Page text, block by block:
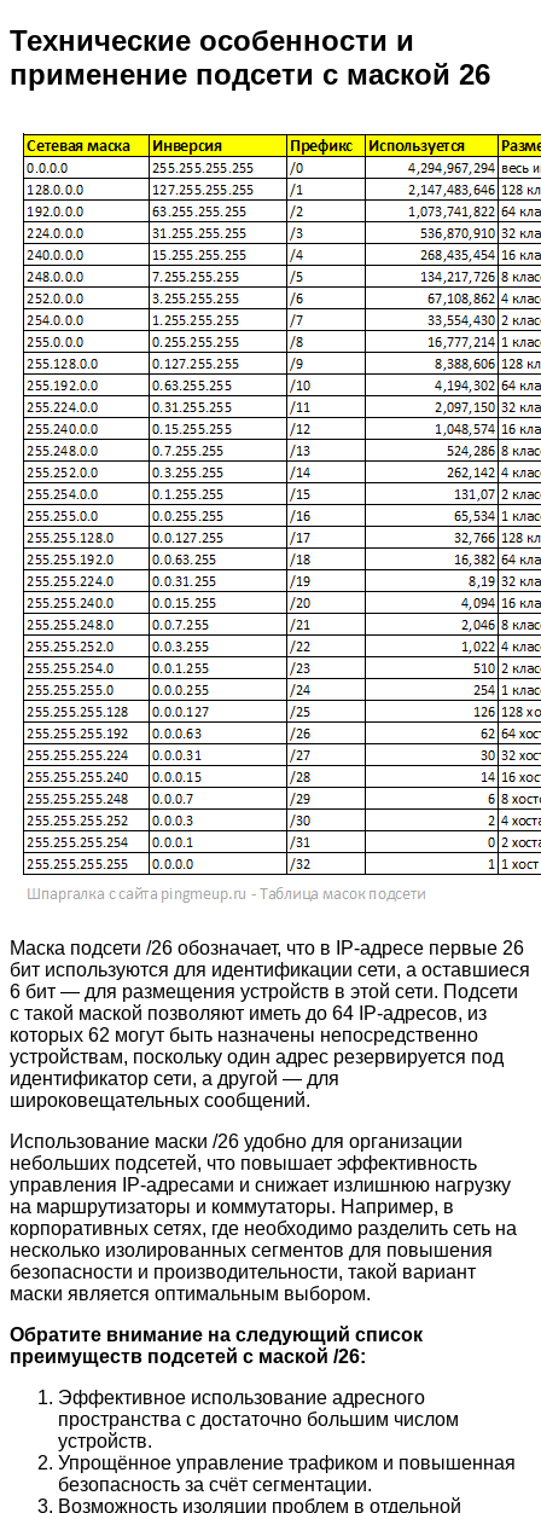
Технические особенности и
применение подсети с маской 26
Маска подсети /26 обозначает, что в IP-адресе первые 26
бит используются для идентификации сети, а оставшиеся
6 бит — для размещения устройств в этой сети. Подсети
с такой маской позволяют иметь до 64 IP-адресов, из
которых 62 могут быть назначены непосредственно
устройствам, поскольку один адрес резервируется под
идентификатор сети, а другой — для
широковещательных сообщений.
Использование маски /26 удобно для организации
небольших подсетей, что повышает эффективность
управления IP-адресами и снижает излишнюю нагрузку
на маршрутизаторы и коммутаторы. Например, в
корпоративных сетях, где необходимо разделить сеть на
несколько изолированных сегментов для повышения
безопасности и производительности, такой вариант
маски является оптимальным выбором.
Обратите внимание на следующий список
преимуществ подсетей с маской /26:
Эффективное использование адресного
пространства с достаточно большим числом
устройств.
Упрощённое управление трафиком и повышенная
безопасность за счёт сегментации.
Возможность изоляции проблем в отдельной